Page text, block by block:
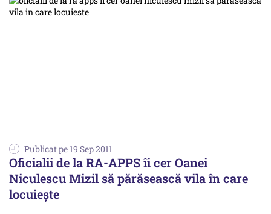
Publicat pe 19 Sep 2011
Oficialii de la RA-APPS îi cer Oanei
Niculescu Mizil să părăsească vila în care
locuieşte